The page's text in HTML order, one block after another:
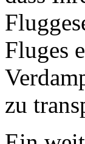
Fluges
zu